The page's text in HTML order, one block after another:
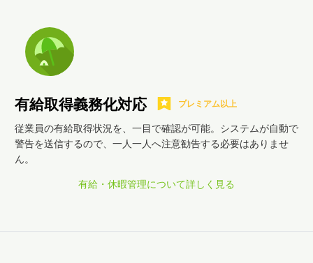
有給取得義務化対応 プレミアム以上
従業員の有給取得状況を、一目で確認が可能。システムが自動で
警告を送信するので、一人一人へ注意勧告する必要はありませ
ん。
有給・休暇管理について詳しく見る